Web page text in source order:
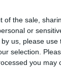
of the sale,
or
us, please use
selection.
you may